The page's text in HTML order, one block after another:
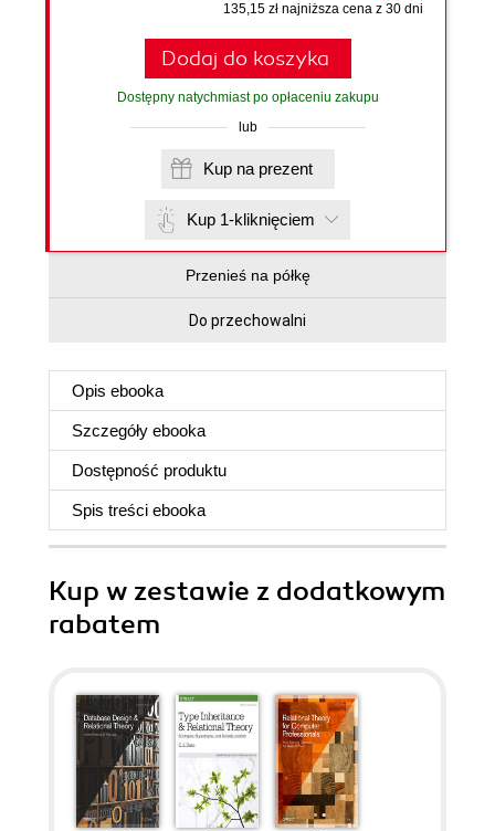
135,15 zł najniższa cena z 30 dni
Dodaj do koszyka
Dostępny natychmiast po opłaceniu zakupu
lub
Kup na prezent
Kup 1-kliknięciem
Przenieś na półkę
Do przechowalni
Opis ebooka
Szczegóły ebooka
Dostępność produktu
Spis treści ebooka
Kup w zestawie z dodatkowym
rabatem